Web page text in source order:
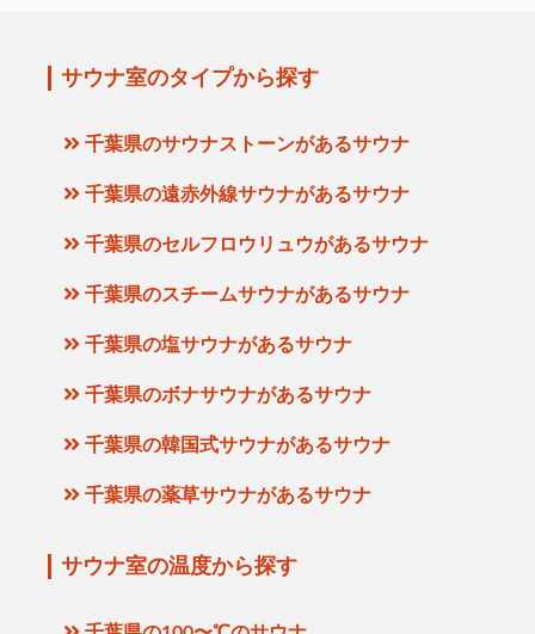
サウナ室のタイプから探す
千葉県のサウナストーンがあるサウナ
千葉県の遠赤外線サウナがあるサウナ
千葉県のセルフロウリュウがあるサウナ
千葉県のスチームサウナがあるサウナ
千葉県の塩サウナがあるサウナ
千葉県のボナサウナがあるサウナ
千葉県の韓国式サウナがあるサウナ
千葉県の薬草サウナがあるサウナ
サウナ室の温度から探す